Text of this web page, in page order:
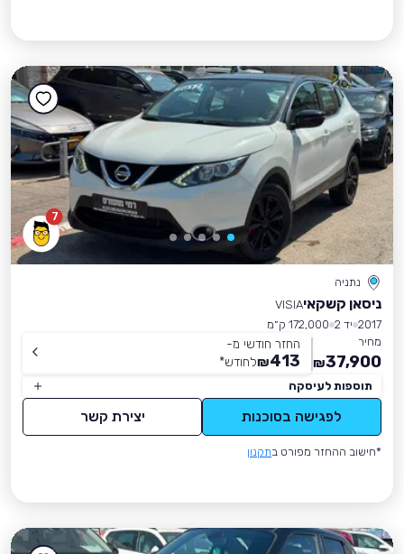
7
נתניה
ניסאן קשקאיVISIA
2017 יד 2
172,000 ק״מ
מחיר
37,900
₪
החזר חודשי מ-
413
₪לחודש*
תוספות לעיסקה
לפגישה בסוכנות יצירת קשר
*חישוב ההחזר מפורט בתקנון